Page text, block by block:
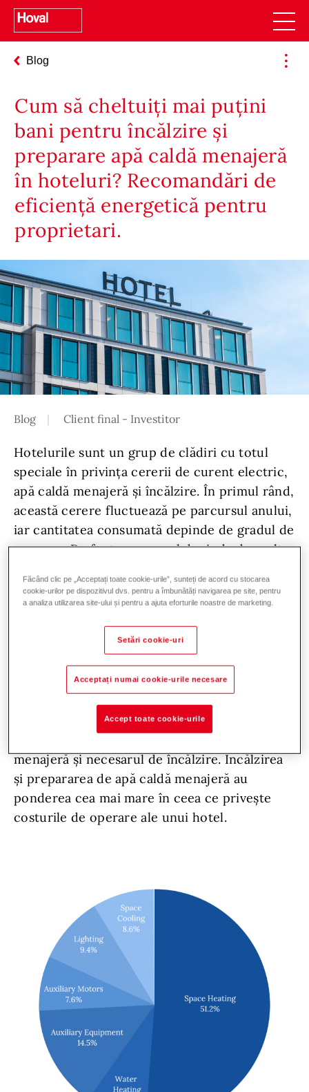
Blog
Cum să cheltuiți mai puțini
bani pentru încălzire și
preparare apă caldă menajeră
în hoteluri? Recomandări de
eficiență energetică pentru
proprietari.
Blog Client final - Investitor
Hotelurile sunt un grup de clădiri cu totul
speciale în privința cererii de curent electric,
apă caldă menajeră și încălzire. În primul rând,
această cerere fluctuează pe parcursul anului,
iar cantitatea consumată depinde de gradul de
ocupare. De fapt, consumul depinde de multe
susțin că în acest domeniu este greu de
previzionat dacă sezonul va fi profitabil. Este o
afacere riscantă și costisitoare, dar, dacă este
bine gestionată, poate aduce un profit ridicat.
Prin urmare, este important ca proprietarii să
își asume de la început costurile principale
generate de funcționarea hotelului și a
menajeră și necesarul de încălzire. Încălzirea
și prepararea de apă caldă menajeră au
ponderea cea mai mare în ceea ce privește
costurile de operare ale unui hotel.
Făcând clic pe „Acceptați toate cookie-urile”, sunteți de acord cu stocarea
cookie-urilor pe dispozitivul dvs. pentru a îmbunătăți navigarea pe site, pentru
a analiza utilizarea site-ului și pentru a ajuta eforturile noastre de marketing.
Setări cookie-uri
Acceptați numai cookie-urile necesare
Accept toate cookie-urile